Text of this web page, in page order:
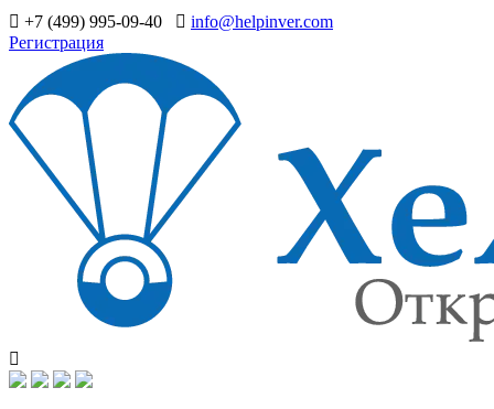
+7 (499) 995-09-40
info@helpinver.com
Регистрация